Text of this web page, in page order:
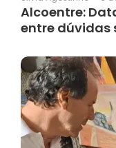
Alcoentre:
entre dúvidas